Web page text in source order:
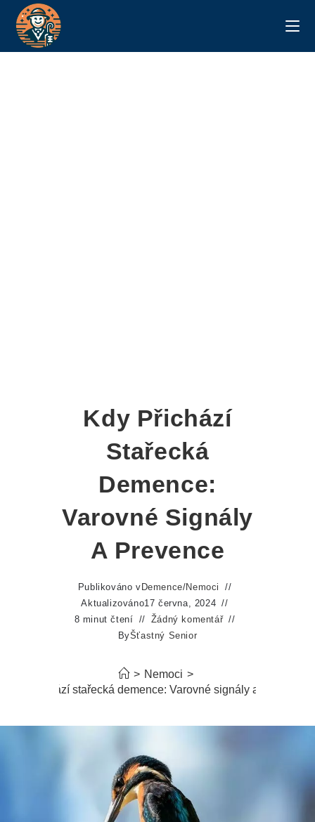
Kdy Přichází
Stařecká
Demence:
Varovné Signály
A Prevence
Publikováno v Demence/Nemoci
Aktualizováno17 června, 2024
8 minut čtení
Žádný komentář
ByŠťastný Senior
> Nemoci >
Kdy přichází stařecká demence: Varovné signály a prevence